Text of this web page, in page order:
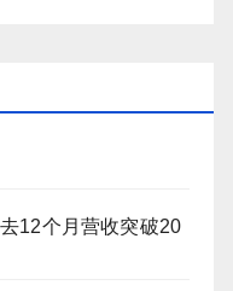
12个月营收突破20